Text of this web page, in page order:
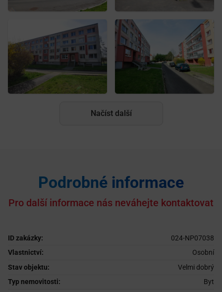
Načíst další
Podrobné informace
Pro další informace nás neváhejte kontaktovat
ID zakázky:
024-NP07038
Vlastnictví:
Osobní
Stav objektu:
Velmi dobrý
Typ nemovitosti:
Byt